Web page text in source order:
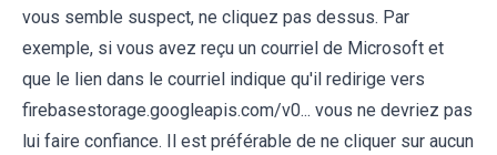
vous semble suspect, ne cliquez pas dessus. Par
exemple, si vous avez reçu un courriel de Microsoft et
que le lien dans le courriel indique qu'il redirige vers
firebasestorage.googleapis.com/v0... vous ne devriez pas
lui faire confiance. Il est préférable de ne cliquer sur aucun